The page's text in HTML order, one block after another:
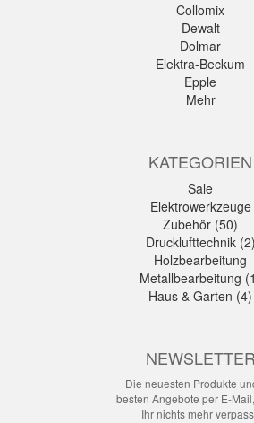
Collomix
Dewalt
Dolmar
Elektra-Beckum
Epple
Mehr
KATEGORIEN
Sale
Elektrowerkzeuge
Zubehör (50)
Drucklufttechnik (2)
Holzbearbeitung
Metallbearbeitung
Haus & Garten (4)
NEWSLETTER
Die neuesten Produkte
besten Angebote per E-
Ihr nichts mehr